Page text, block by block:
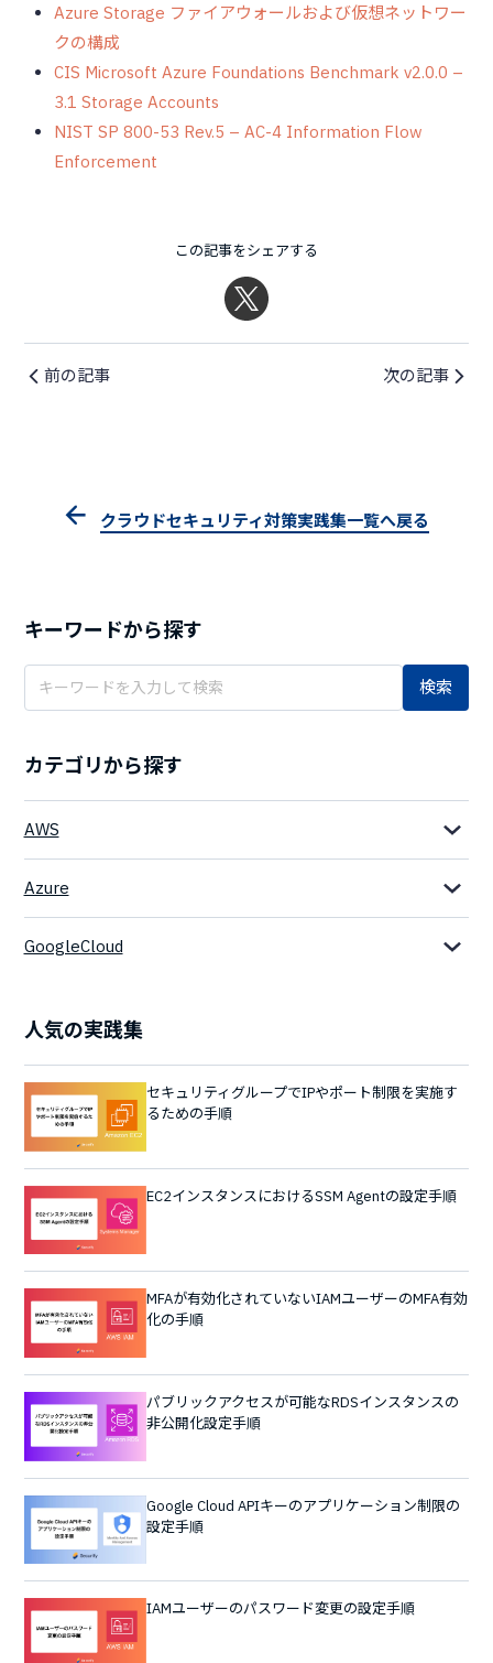
Azure Storage ファイアウォールおよび仮想ネットワー
クの構成
CIS Microsoft Azure Foundations Benchmark v2.0.0 –
3.1 Storage Accounts
NIST SP 800-53 Rev.5 – AC-4 Information Flow
Enforcement
この記事をシェアする
前の記事 次の記事
クラウドセキュリティ対策実践集一覧へ戻る
キーワードから探す
検索
カテゴリから探す
AWS
Azure
GoogleCloud
人気の実践集
セキュリティグループでIPやポート制限を実施す
るための手順
EC2インスタンスにおけるSSM Agentの設定手順
MFAが有効化されていないIAMユーザーのMFA有効
化の手順
パブリックアクセスが可能なRDSインスタンスの
非公開化設定手順
Google Cloud APIキーのアプリケーション制限の
設定手順
IAMユーザーのパスワード変更の設定手順